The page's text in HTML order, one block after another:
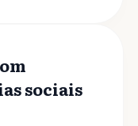
sociais